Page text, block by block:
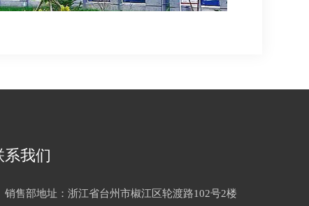
系我们
销售部地址：浙江省台州市椒江区轮渡路102号2楼